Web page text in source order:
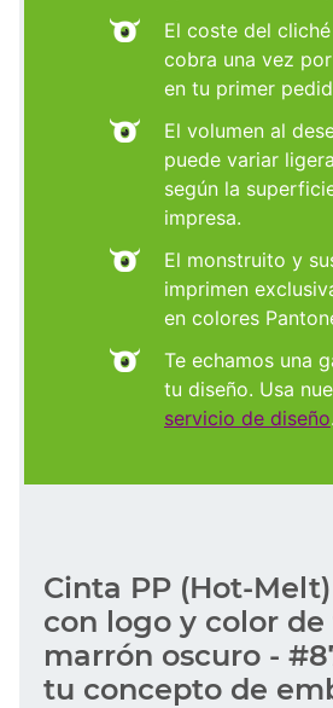
El coste del
cobra una vez
en tu primer
El volumen al
puede variar
según la
impresa.
El monstruito y
imprimen
en colores
Te echamos una
tu diseño. Usa
servicio de diseño.
Cinta PP (Hot-
con logo y color
marrón oscuro -
tu concepto de